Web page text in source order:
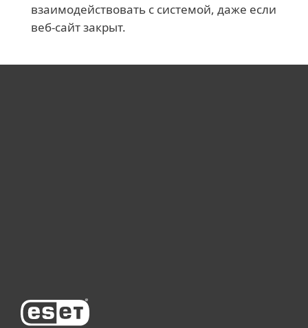
взаимодействовать с системой, даже если
веб-сайт закрыт.